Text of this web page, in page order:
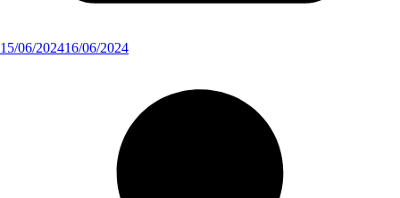
15/06/202416/06/2024